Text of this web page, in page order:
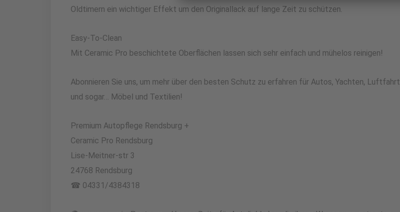
Oldtimern ein wichtiger Effekt um den Originallack auf lange Zeit zu schützen.
Easy-To-Clean
Mit Ceramic Pro beschichtete Oberflächen lassen sich sehr einfach und mühelos reinigen!
Abonnieren Sie uns, um mehr über den besten Schutz zu erfahren für Autos, Yachten, Luftfahrt
und sogar… Möbel und Textilien!
Premium Autopflege Rendsburg +
Ceramic Pro Rendsburg
Lise-Meitner-str 3
24768 Rendsburg
☎ 04331/4384318